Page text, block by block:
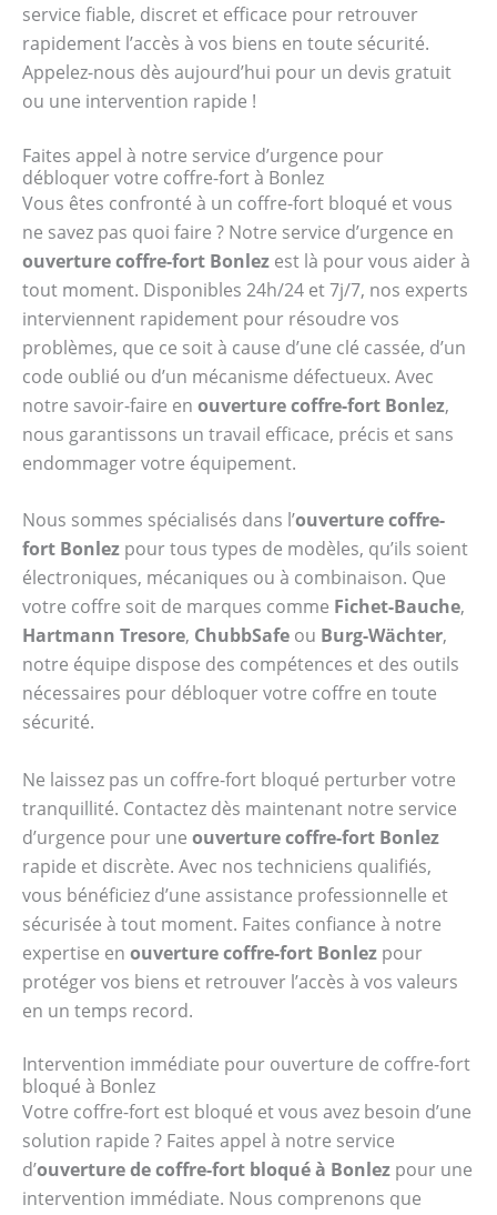
service fiable, discret et efficace pour retrouver
rapidement l’accès à vos biens en toute sécurité.
Appelez-nous dès aujourd’hui pour un devis gratuit
ou une intervention rapide !
Faites appel à notre service d’urgence pour
débloquer votre coffre-fort à Bonlez
Vous êtes confronté à un coffre-fort bloqué et vous
ne savez pas quoi faire ? Notre service d’urgence en
ouverture coffre-fort Bonlez est là pour vous aider à
tout moment. Disponibles 24h/24 et 7j/7, nos experts
interviennent rapidement pour résoudre vos
problèmes, que ce soit à cause d’une clé cassée, d’un
code oublié ou d’un mécanisme défectueux. Avec
notre savoir-faire en ouverture coffre-fort Bonlez,
nous garantissons un travail efficace, précis et sans
endommager votre équipement.
Nous sommes spécialisés dans l’ouverture coffre-
fort Bonlez pour tous types de modèles, qu’ils soient
électroniques, mécaniques ou à combinaison. Que
votre coffre soit de marques comme Fichet-Bauche,
Hartmann Tresore, ChubbSafe ou Burg-Wächter,
notre équipe dispose des compétences et des outils
nécessaires pour débloquer votre coffre en toute
sécurité.
Ne laissez pas un coffre-fort bloqué perturber votre
tranquillité. Contactez dès maintenant notre service
d’urgence pour une ouverture coffre-fort Bonlez
rapide et discrète. Avec nos techniciens qualifiés,
vous bénéficiez d’une assistance professionnelle et
sécurisée à tout moment. Faites confiance à notre
expertise en ouverture coffre-fort Bonlez pour
protéger vos biens et retrouver l’accès à vos valeurs
en un temps record.
Intervention immédiate pour ouverture de coffre-fort
bloqué à Bonlez
Votre coffre-fort est bloqué et vous avez besoin d’une
solution rapide ? Faites appel à notre service
d’ouverture de coffre-fort bloqué à Bonlez pour une
intervention immédiate. Nous comprenons que